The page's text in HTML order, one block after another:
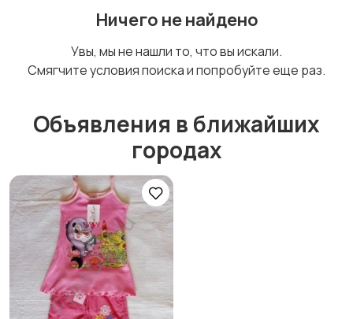
Товары для учебы
Детская одежда
Ничего не найдено
Увы, мы не нашли то, что вы искали.
Смягчите условия поиска и попробуйте еще раз.
Объявления в ближайших
городах